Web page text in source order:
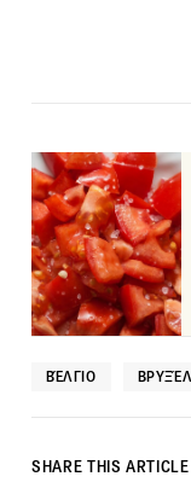
ΒΈΛΓΙΟ
SHARE THIS ARTICLE